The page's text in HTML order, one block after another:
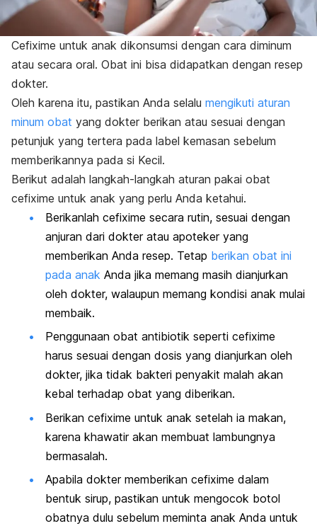
Cefixime untuk anak dikonsumsi dengan cara diminum
atau secara oral. Obat ini bisa didapatkan dengan resep
dokter.
Oleh karena itu, pastikan Anda selalu mengikuti aturan
minum obat yang dokter berikan atau sesuai dengan
petunjuk yang tertera pada label kemasan sebelum
memberikannya pada si Kecil.
Berikut adalah langkah-langkah aturan pakai obat
cefixime untuk anak yang perlu Anda ketahui.
Berikanlah cefixime secara rutin, sesuai dengan
anjuran dari dokter atau apoteker yang
memberikan Anda resep. Tetap berikan obat ini
pada anak Anda jika memang masih dianjurkan
oleh dokter, walaupun memang kondisi anak mulai
membaik.
Penggunaan obat antibiotik seperti cefixime
harus sesuai dengan dosis yang dianjurkan oleh
dokter, jika tidak bakteri penyakit malah akan
kebal terhadap obat yang diberikan.
Berikan cefixime untuk anak setelah ia makan,
karena khawatir akan membuat lambungnya
bermasalah.
Apabila dokter memberikan cefixime dalam
bentuk sirup, pastikan untuk mengocok botol
obatnya dulu sebelum meminta anak Anda untuk